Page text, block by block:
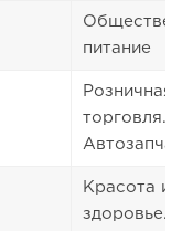
питание
Розничная
торговля.
Красота и
здоровье.